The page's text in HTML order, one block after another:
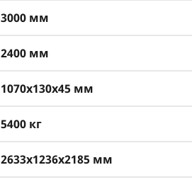
3000 мм
2400 мм
1070x130x45 мм
5400 кг
2633х1236х2185 мм